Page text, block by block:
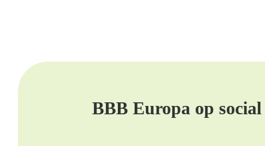
BBB Europa op